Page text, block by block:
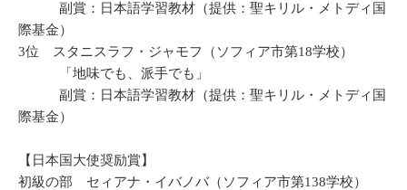
副賞：日本語学習教材（提供：聖キリル・メトディ国
際基金）
3位 スタニスラフ・ジャモフ（ソフィア市第18学校）
「地味でも、派手でも」
副賞：日本語学習教材（提供：聖キリル・メトディ国
際基金）
【日本国大使奨励賞】
初級の部 セィアナ・イバノバ（ソフィア市第138学校）